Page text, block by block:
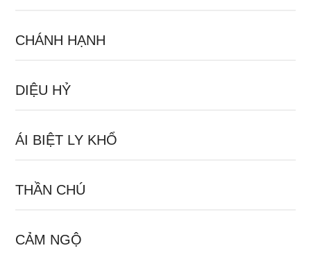
CHÁNH HẠNH
DIỆU HỶ
ÁI BIỆT LY KHỔ
THẦN CHÚ
CẢM NGỘ